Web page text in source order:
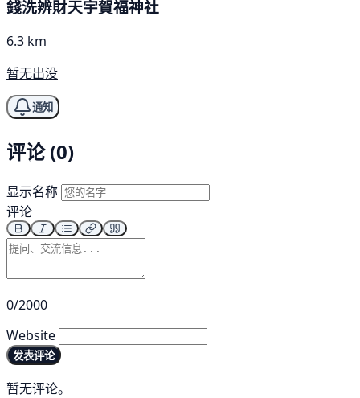
錢洗辨財天宇賀福神社
6.3 km
暂无出没
通知
评论 (0)
显示名称
评论
0/2000
Website
发表评论
暂无评论。